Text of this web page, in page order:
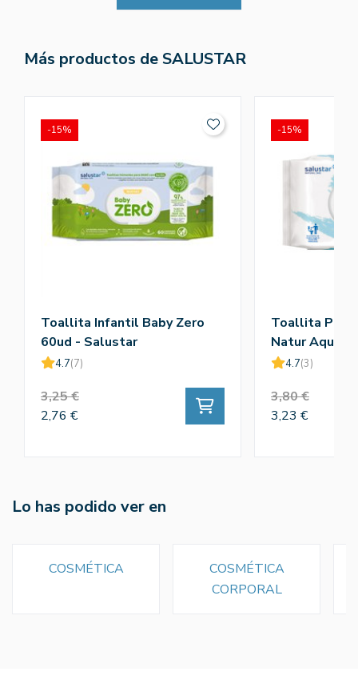
Más productos de SALUSTAR
Toallita Infantil Baby Zero
60ud - Salustar
4.7(7)
3,25 €
2,76 €
-15%
Toallita
Natur Aqua
4.7(3)
3,80 €
3,23 €
-15%
Lo has podido ver en
COSMÉTICA
COSMÉTICA
CORPORAL